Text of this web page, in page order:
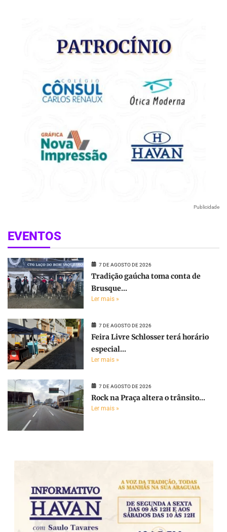
Publicidade
EVENTOS
7 DE AGOSTO DE 2026
Tradição gaúcha toma conta de
Brusque...
Ler mais »
7 DE AGOSTO DE 2026
Feira Livre Schlosser terá horário
especial...
Ler mais »
7 DE AGOSTO DE 2026
Rock na Praça altera o trânsito...
Ler mais »